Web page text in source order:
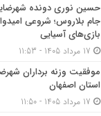
حسین نوری دونده
جام بلاروس؛ شروعی
بازی‌های آسیایی
موفقیت وزنه برداران
استان اصفهان